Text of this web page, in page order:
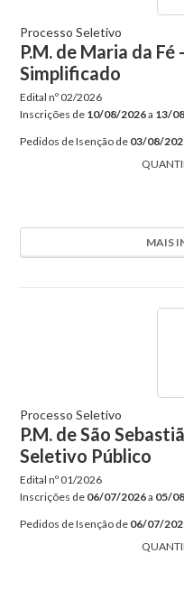
Processo Seletivo
P.M. de Maria da
Simplificado
Edital nº 02/2026
Inscrições de 10/08/2026a 13/
Pedidos de Isenção de 03/08/
MAIS
Processo Seletivo
P.M. de São
Seletivo Público
Edital nº 01/2026
Inscrições de 06/07/2026a 05/
Pedidos de Isenção de 06/07/